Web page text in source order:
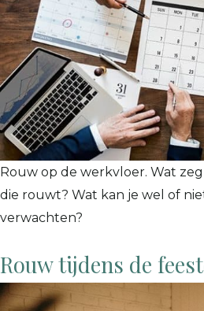
Rouw op de werkvloer. Wat
die rouwt? Wat kan je wel of
verwachten?
Rouw tijdens de